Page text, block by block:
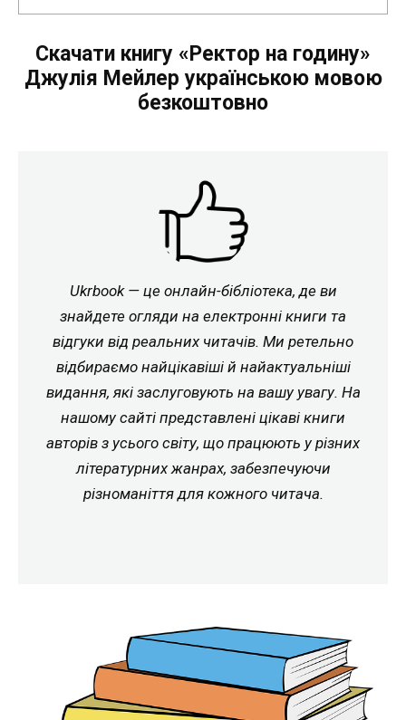
Скачати книгу «Ректор на годину»
Джулія Мейлер українською мовою
безкоштовно
Ukrbook — це онлайн-бібліотека, де ви
знайдете огляди на електронні книги та
відгуки від реальних читачів. Ми ретельно
відбираємо найцікавіші й найактуальніші
видання, які заслуговують на вашу увагу. На
нашому сайті представлені цікаві книги
авторів з усього світу, що працюють у різних
літературних жанрах, забезпечуючи
різноманіття для кожного читача.